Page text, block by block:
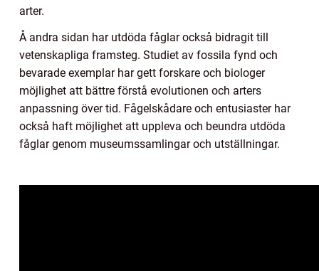
arter.
Å andra sidan har utdöda fåglar också bidragit till
vetenskapliga framsteg. Studiet av fossila fynd och
bevarade exemplar har gett forskare och biologer
möjlighet att bättre förstå evolutionen och arters
anpassning över tid. Fågelskådare och entusiaster har
också haft möjlighet att uppleva och beundra utdöda
fåglar genom museumssamlingar och utställningar.